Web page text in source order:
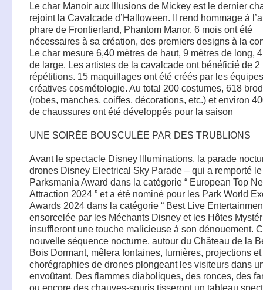
Le char Manoir aux Illusions de Mickey est le dernier
rejoint la Cavalcade d’Halloween. Il rend hommage à
phare de Frontierland, Phantom Manor. 6 mois ont été
nécessaires à sa création, des premiers designs à la
Le char mesure 6,40 mètres de haut, 9 mètres de long,
de large. Les artistes de la cavalcade ont bénéficié de 2
répétitions. 15 maquillages ont été créés par les équipes
créatives cosmétologie. Au total 200 costumes, 618
(robes, manches, coiffes, décorations, etc.) et environ
de chaussures ont été développés pour la saison
UNE SOIRÉE BOUSCULÉE PAR DES TRUBLIONS
Avant le spectacle Disney Illuminations, la parade
drones Disney Electrical Sky Parade – qui a remporté le
Parksmania Award dans la catégorie “ European Top
Attraction 2024 ” et a été nominé pour les Park World
Awards 2024 dans la catégorie “ Best Live
ensorcelée par les Méchants Disney et les Hôtes
insuffleront une touche malicieuse à son dénouement.
nouvelle séquence nocturne, autour du Château de la
Bois Dormant, mêlera fontaines, lumières, projections et
chorégraphies de drones plongeant les visiteurs dans
envoûtant. Des flammes diaboliques, des ronces, des
ou encore des chauves-souris tisseront un tableau